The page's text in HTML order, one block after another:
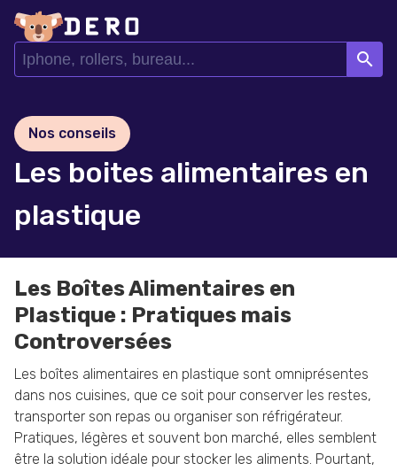
search
Nos conseils
Les boites alimentaires en
plastique
Les Boîtes Alimentaires en
Plastique : Pratiques mais
Controversées
Les boîtes alimentaires en plastique sont omniprésentes
dans nos cuisines, que ce soit pour conserver les restes,
transporter son repas ou organiser son réfrigérateur.
Pratiques, légères et souvent bon marché, elles semblent
être la solution idéale pour stocker les aliments. Pourtant,